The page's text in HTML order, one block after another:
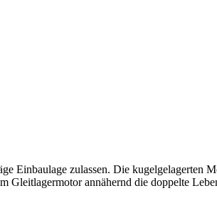
Einbaulage zulassen. Die kugelgelagerten
annähernd die doppelte